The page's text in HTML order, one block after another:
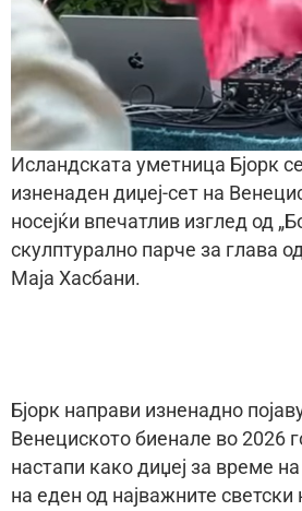
Исландската уметница Бјорк
изненаден диџеј-сет на
носејќи впечатлив изглед од
скулптурално парче за глава
Маја Хасбани.
Бјорк направи изненадно
Венециското биенале во 2026
настапи како диџеј за време
на еден од најважните светски